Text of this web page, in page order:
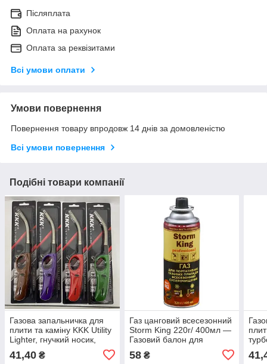
Післяплата
Оплата на рахунок
Оплата за реквізитами
Всі умови оплати
Умови повернення
Повернення товару впродовж 14 днів за домовленістю
Всі умови повернення
Подібні товари компанії
Газова запальничка для
плити та каміну KKK Utility
Lighter, гнучкий носик,
41,40 ₴
Газ цанговий всесезонний
Storm King 220г/ 400мл —
Газовий балон для
пальників
58₴